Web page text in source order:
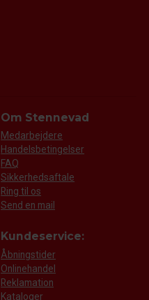
Om Stennevad
Medarbejdere
Handelsbetingelser
FAQ
Sikkerhedsaftale
Ring til os
Send en mail
Kundeservice:
Åbningstider
Onlinehandel
Reklamation
Kataloger